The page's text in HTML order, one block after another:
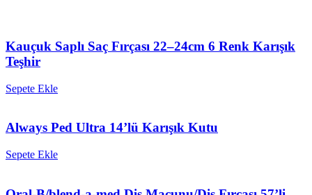
Kauçuk Saplı Saç Fırçası 22–24cm 6 Renk Karışık
Teşhir
Sepete Ekle
Always Ped Ultra 14’lü Karışık Kutu
Sepete Ekle